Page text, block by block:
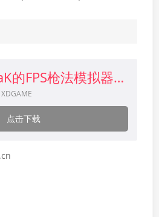
FPS枪法模拟器》中文版下载
点击下载